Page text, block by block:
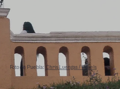
Foto de Puebla:Chris Luengas / Pexels